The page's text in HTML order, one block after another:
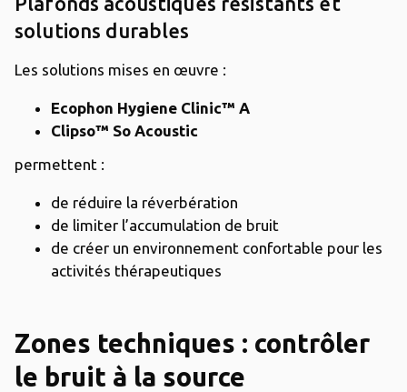
solutions durables
Les solutions mises en œuvre :
Ecophon Hygiene Clinic™ A
Clipso™ So Acoustic
permettent :
de réduire la réverbération
de limiter l’accumulation de bruit
de créer un environnement confortable pour les
activités thérapeutiques
Zones techniques : contrôler
le bruit à la source